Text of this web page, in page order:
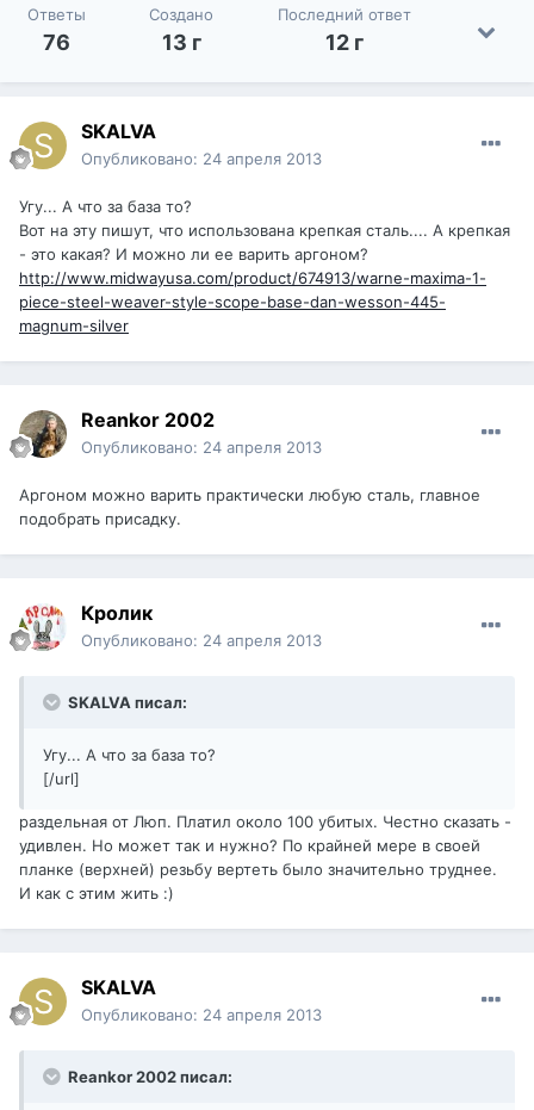
Ответы
76
Создано
13 г
Последний ответ
12 г
SKALVA
Опубликовано: 24 апреля 2013
Угу... А что за база то?
Вот на эту пишут, что использована крепкая сталь.... А крепкая
- это какая? И можно ли ее варить аргоном?
http://www.midwayusa.com/product/674913/warne-maxima-1-
piece-steel-weaver-style-scope-base-dan-wesson-445-
magnum-silver
Reankor 2002
Опубликовано: 24 апреля 2013
Аргоном можно варить практически любую сталь, главное
подобрать присадку.
Кролик
Опубликовано: 24 апреля 2013
SKALVA писал:
Угу... А что за база то?
[/url]
раздельная от Люп. Платил около 100 убитых. Честно сказать -
удивлен. Но может так и нужно? По крайней мере в своей
планке (верхней) резьбу вертеть было значительно труднее.
И как с этим жить :)
SKALVA
Опубликовано: 24 апреля 2013
Reankor 2002 писал: